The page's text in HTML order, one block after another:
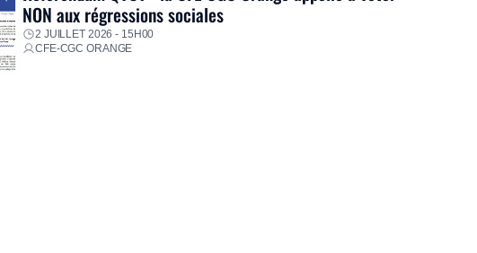
NON aux régressions sociales
2 JUILLET 2026 - 15H00
CFE-CGC ORANGE